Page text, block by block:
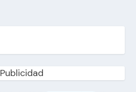
Publicidad